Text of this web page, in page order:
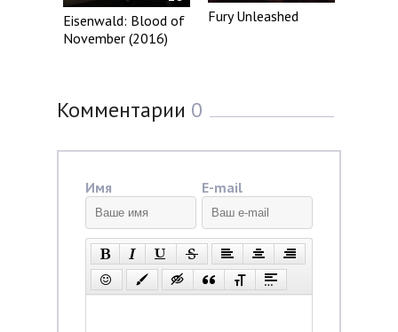
Eisenwald: Blood of
November (2016)
Fury Unleashed
Комментарии 0
Имя E-mail